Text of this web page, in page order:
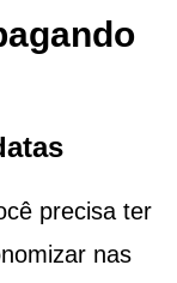
precisa ter
nas